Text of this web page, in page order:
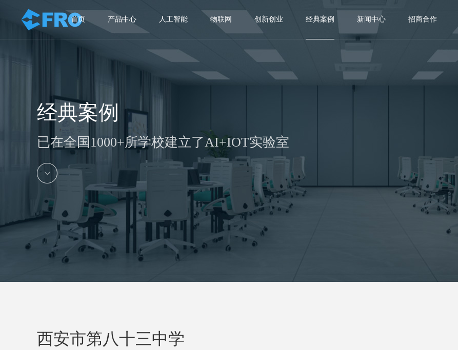
首页 产品中心 人工智能 物联网 创新创业 经典案例 新闻中心 招商合作
经典案例
已在全国1000+所学校建立了AI+IOT实验室
西安市第八十三中学